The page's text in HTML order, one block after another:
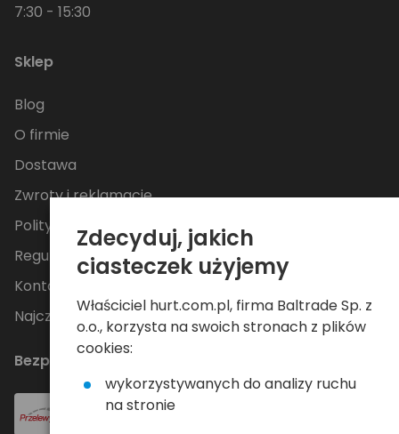
7:30 - 15:30
Sklep
Blog
O firmie
Dostawa
Zwroty i reklamacje
Polityka Prywatności
Regulamin
Kontakt
Najczęściej zadawane pytania
Bezpieczne płatności
Zdecyduj, jakich
ciasteczek użyjemy
Właściciel hurt.com.pl, firma Baltrade Sp. z
o.o., korzysta na swoich stronach z plików
cookies:
wykorzystywanych do analizy ruchu
na stronie